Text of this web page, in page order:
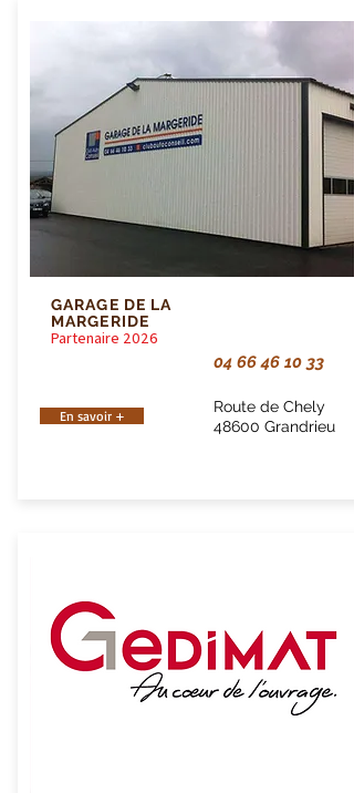
GARAGE DE LA
MARGERIDE
Partenaire 2026
04 66 46 10 33
En savoir +
Route de Chely
48600 Grandrieu